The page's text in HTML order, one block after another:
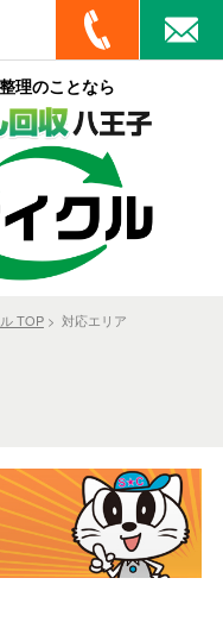
理のことなら
TOP> 対応エリア